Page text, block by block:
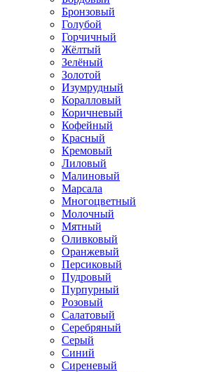
Бронзовый
Голубой
Горчичный
Жёлтый
Зелёный
Золотой
Изумрудный
Коралловый
Коричневый
Кофейный
Красный
Кремовый
Лиловый
Малиновый
Марсала
Многоцветный
Молочный
Мятный
Оливковый
Оранжевый
Персиковый
Пудровый
Пурпурный
Розовый
Салатовый
Серебряный
Серый
Синий
Сиреневый